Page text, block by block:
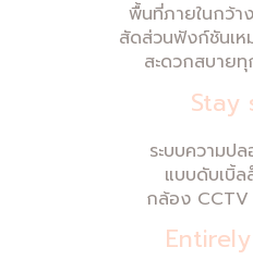
พื้นที่ภายในกว้า
สัดส่วนฟังก์ชันเห
สะดวกสบายทุ
Stay
ระบบความป
แบบดับเบิ้
กล้อง CCTV